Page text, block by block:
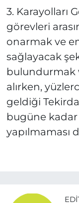
3. Karayolları
görevleri
onarmak ve
sağlayacak
bulundurmak
alırken,
geldiği
bugüne kadar
yapılmaması